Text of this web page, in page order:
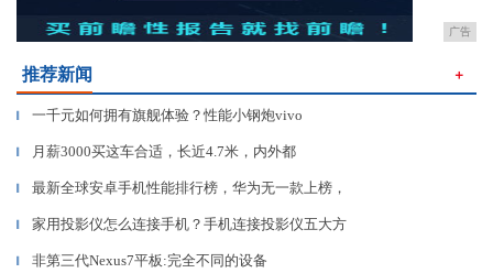
广告
推荐新闻 ＋
▎ 一千元如何拥有旗舰体验？性能小钢炮vivo
▎ 月薪3000买这车合适，长近4.7米，内外都
▎ 最新全球安卓手机性能排行榜，华为无一款上榜，
▎ 家用投影仪怎么连接手机？手机连接投影仪五大方
▎ 非第三代Nexus7平板:完全不同的设备